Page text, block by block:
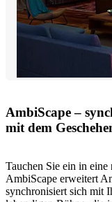
AmbiScape –
mit dem
Tauchen Sie ein in eine
AmbiScape erweitert
synchronisiert sich mit